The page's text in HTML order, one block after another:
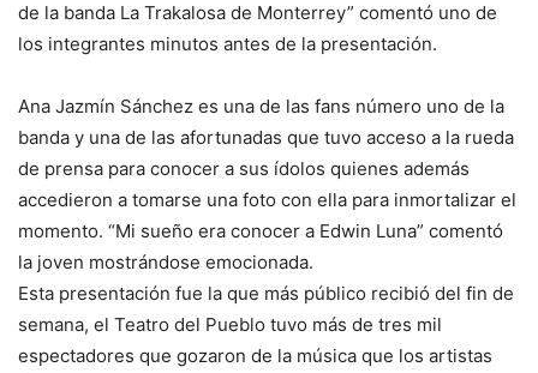
de la banda La Trakalosa de Monterrey” comentó uno de
los integrantes minutos antes de la presentación.
Ana Jazmín Sánchez es una de las fans número uno de la
banda y una de las afortunadas que tuvo acceso a la rueda
de prensa para conocer a sus ídolos quienes además
accedieron a tomarse una foto con ella para inmortalizar el
momento. “Mi sueño era conocer a Edwin Luna” comentó
la joven mostrándose emocionada.
Esta presentación fue la que más público recibió del fin de
semana, el Teatro del Pueblo tuvo más de tres mil
espectadores que gozaron de la música que los artistas